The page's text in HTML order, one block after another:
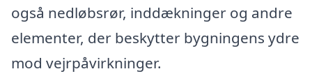
også nedløbsrør, inddækninger og andre
elementer, der beskytter bygningens ydre
mod vejrpåvirkninger.